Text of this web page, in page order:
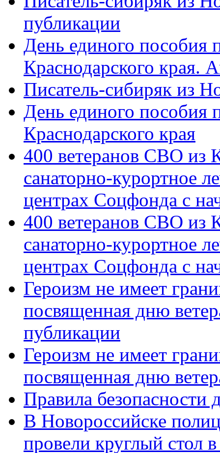
публикации
День единого пособия
Краснодарского края.
Писатель-сибиряк из
День единого пособия
Краснодарского края
400 ветеранов СВО из
санаторно-курортное
центрах Соцфонда с
400 ветеранов СВО из
санаторно-курортное
центрах Соцфонда с
Героизм не имеет
посвященная дню
публикации
Героизм не имеет
посвященная дню
Правила безопасности
В Новороссийске
провели круглый стол